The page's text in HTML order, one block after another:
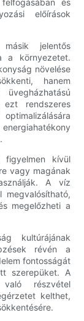
előírások
jelentős
a környezetet.
növelése
hanem
rendszeres
figyelmen kívül
vagy magának
A víz
megvalósítható,
megelőzheti a
kultúrájának
révén a
fontosságát
szerepüket. A
való részvétel
kelthet,